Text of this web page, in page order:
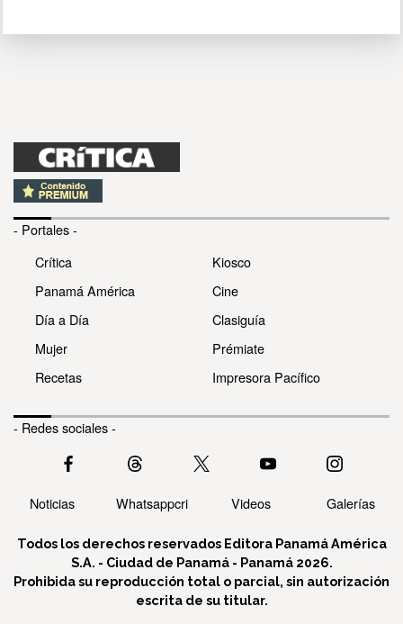
- Portales -
Crítica
Panamá América
Día a Día
Mujer
Recetas
Kiosco
Cine
Clasiguía
Prémiate
Impresora Pacífico
- Redes sociales -
Noticias Whatsappcri Videos Galerías
Todos los derechos reservados Editora Panamá América
S.A. - Ciudad de Panamá - Panamá 2026.
Prohibida su reproducción total o parcial, sin autorización
escrita de su titular.